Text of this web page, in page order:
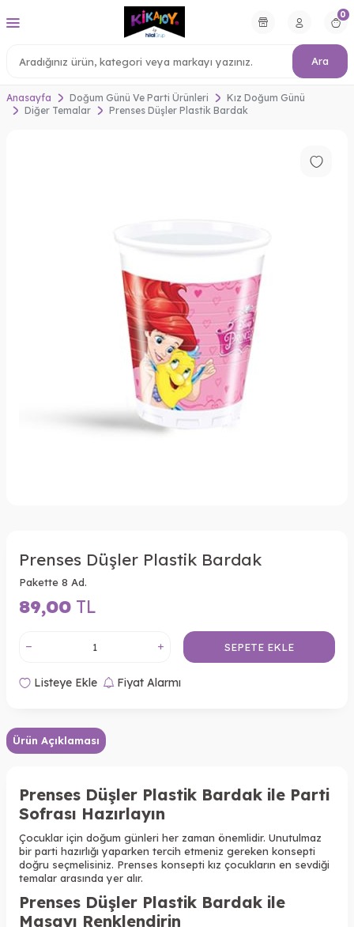
Ara
0
Anasayfa Doğum Günü Ve Parti Ürünleri
Kız Doğum Günü
Diğer Temalar
Prenses Düşler Plastik Bardak
Prenses Düşler Plastik Bardak
Pakette 8 Ad.
89,00 TL
SEPETE EKLE
Listeye Ekle Fiyat Alarmı
Ürün Açıklaması
Prenses Düşler Plastik Bardak ile Parti
Sofrası Hazırlayın
Çocuklar için doğum günleri her zaman önemlidir. Unutulmaz
bir parti hazırlığı yaparken tercih etmeniz gereken konsepti
doğru seçmelisiniz. Prenses konsepti kız çocukların en sevdiği
temalar arasında yer alır.
Prenses Düşler Plastik Bardak ile
Masayı Renklendirin